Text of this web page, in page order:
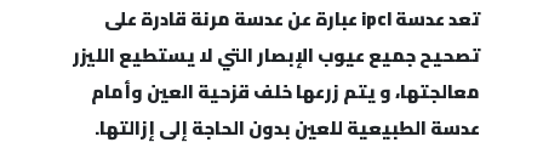
تعد عدسة ipcl عبارة عن عدسة مرنة قادرة على
تصحيح جميع عيوب الإبصار التي لا يستطيع الليزر
معالجتها، و يتم زرعها خلف قزحية العين وأمام
عدسة الطبيعية للعين بدون الحاجة إلى إزالتها.